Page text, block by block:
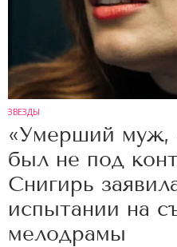
ЗВЕЗДЫ
«Умерший муж,
был не под
Снигирь
испытании на
мелодрамы